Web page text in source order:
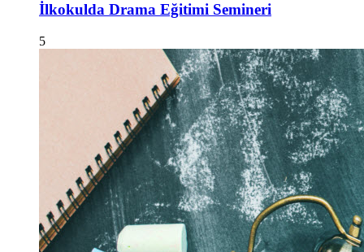
İlkokulda Drama Eğitimi Semineri
5